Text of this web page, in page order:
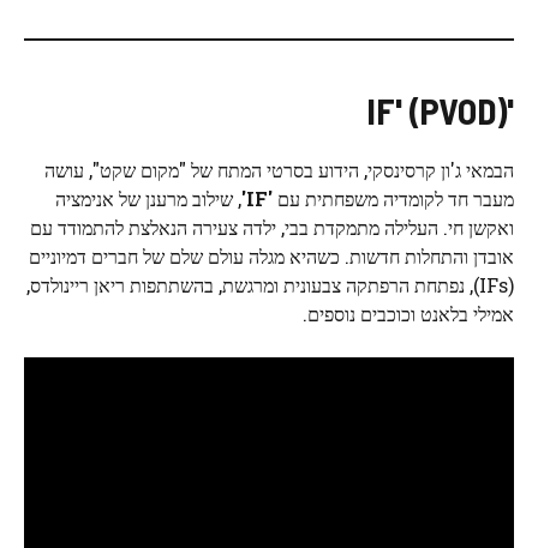
'IF' (PVOD)
הבמאי ג'ון קרסינסקי, הידוע בסרטי המתח של "מקום שקט", עושה
מעבר חד לקומדיה משפחתית עם 'IF'
, שילוב מרענן של אנימציה
ואקשן חי. העלילה מתמקדת בבי, ילדה צעירה הנאלצת להתמודד עם
אובדן והתחלות חדשות. כשהיא מגלה עולם שלם של חברים דמיוניים
(IFs), נפתחת הרפתקה צבעונית ומרגשת, בהשתתפות ריאן ריינולדס,
אמילי בלאנט וכוכבים נוספים.